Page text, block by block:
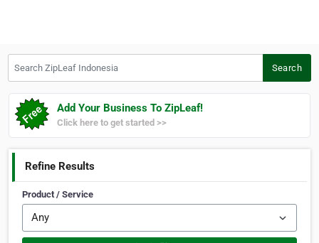
Search
Add Your Business To ZipLeaf!
Click here to get started >>
Refine Results
Product / Service